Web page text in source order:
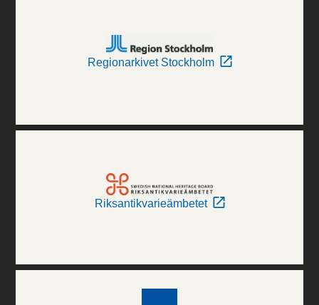
Regionarkivet Stockholm
Riksantikvarieämbetet